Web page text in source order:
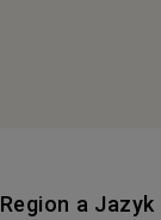
Region a Jazyk